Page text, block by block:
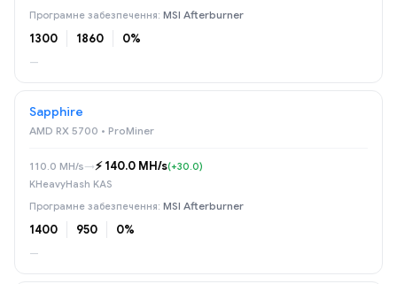
MSI Afterburner
1300 1860 0%
—
Sapphire
AMD RX 5700 • ProMiner
110.0 MH/s→⚡️ 140.0 MH/s(+30.0)
KHeavyHash KAS
MSI Afterburner
1400 950 0%
—